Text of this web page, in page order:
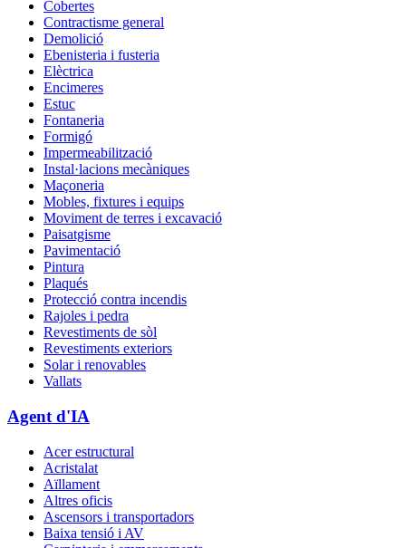
Cobertes
Contractisme general
Demolició
Ebenisteria i fusteria
Elèctrica
Encimeres
Estuc
Fontaneria
Formigó
Impermeabilització
Instal·lacions mecàniques
Maçoneria
Mobles, fixtures i equips
Moviment de terres i excavació
Paisatgisme
Pavimentació
Pintura
Plaqués
Protecció contra incendis
Rajoles i pedra
Revestiments de sòl
Revestiments exteriors
Solar i renovables
Vallats
Agent d'IA
Acer estructural
Acristalat
Aïllament
Altres oficis
Ascensors i transportadors
Baixa tensió i AV